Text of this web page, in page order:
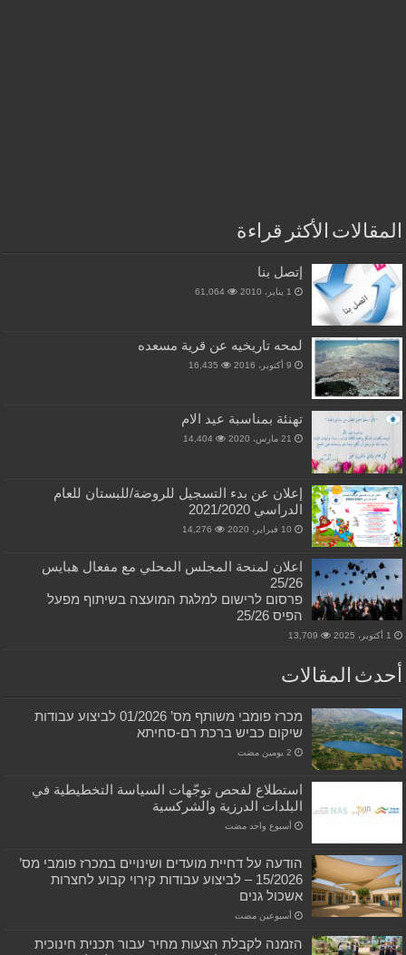
المقالات الأكثر قراءة
إتصل بنا
1 يناير، 2010 61,064
لمحه تاريخيه عن قرية مسعده
9 أكتوبر، 2016 16,435
تهنئة بمناسبة عيد الام
21 مارس، 2020 14,404
إعلان عن بدء التسجيل للروضة/للبستان للعام
الدراسي 2021/2020
10 فبراير، 2020 14,276
اعلان لمنحة المجلس المحلي مع مفعال هبايس
25/26
פרסום לרישום למלגת המועצה בשיתוף מפעל
הפיס 25/26
1 أكتوبر، 2025 13,709
أحدث المقالات
מכרז פומבי משותף מס’ 01/2026 לביצוע עבודות
שיקום כביש ברכת רם-סחיתא
استطلاع لفحص توجّهات السياسة التخطيطية في
البلدات الدرزية والشركسية
‏أسبوع واحد مضت
הודעה על דחיית מועדים ושינויים במכרז פומבי מס’
15/2026 – לביצוע עבודות קירוי קבוע לחצרות
אשכול גנים
‏أسبوعين مضت
הזמנה לקבלת הצעות מחיר עבור תכנית חינוכית